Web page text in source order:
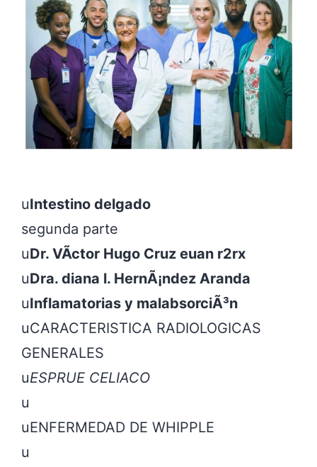
uIntestino delgado
segunda parte
uDr. VÃ­ctor Hugo Cruz euan r2rx
uDra. diana l. HernÃ¡ndez Aranda
uInflamatorias y malabsorciÃ³n
uCARACTERISTICA RADIOLOGICAS
GENERALES
uESPRUE CELIACO
u
uENFERMEDAD DE WHIPPLE
u